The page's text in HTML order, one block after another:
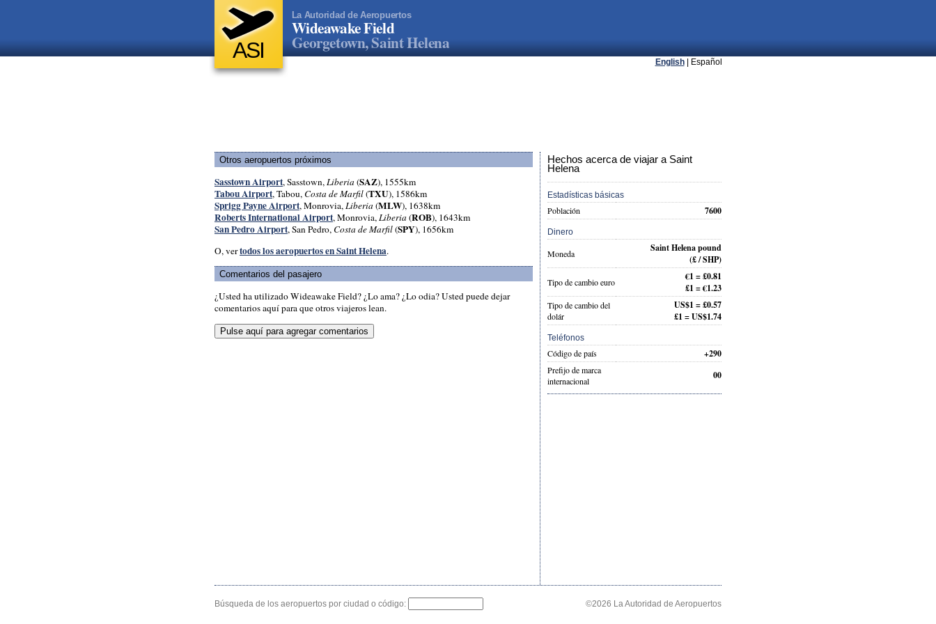
ASI
La Autoridad de Aeropuertos
Wideawake Field
Georgetown, Saint Helena
English| Español
Otros aeropuertos próximos
Sasstown Airport, Sasstown,Liberia (SAZ), 1555km
Tabou Airport, Tabou, Costa de Marfil(TXU), 1586km
Sprigg Payne Airport, Monrovia,Liberia (MLW), 1638km
Roberts International Airport, Monrovia,Liberia (ROB), 1643km
San Pedro Airport, San Pedro, Costa de Marfil(SPY), 1656km
O, vertodos los aeropuertos en Saint Helena.
Comentarios del pasajero
¿Usted ha utilizado Wideawake Field? ¿Lo ama? ¿Lo odia? Usted puede dejar
comentarios aquí para que otros viajeros lean.
Hechos acerca de viajar a Saint
Helena
Estadísticas básicas
Población 7600
Dinero
Moneda
Saint Helena pound
(£ / SHP)
Tipo de cambio euro
€1 = £0.81
£1 = €1.23
Tipo de cambio del
dolár
US$1 = £0.57
£1 = US$1.74
Teléfonos
Código de país +290
Prefijo de marca
internacional
00
Búsqueda de los aeropuertos por ciudad o código: ©2026 La Autoridad de Aeropuertos